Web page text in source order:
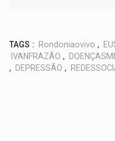
TAGS : Rondoniaovivo ,
IVANFRAZÃO ,
,
DEPRESSÃO ,